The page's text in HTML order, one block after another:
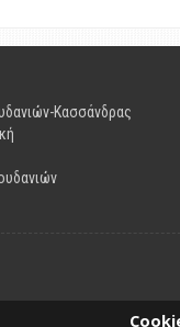
Κασσάνδρας